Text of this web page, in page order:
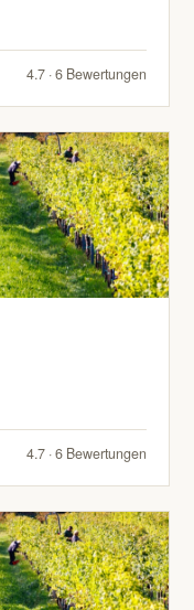
4.7 · 6 Bewertungen
4.7 · 6 Bewertungen